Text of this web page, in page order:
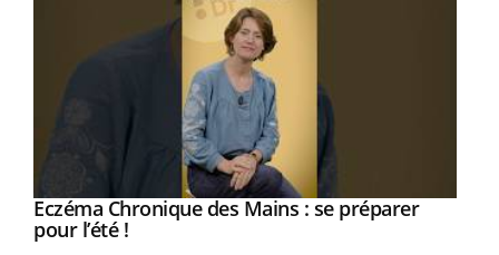
Youtube
Eczéma Chronique des Mains : se préparer
pour l’été !Youtube